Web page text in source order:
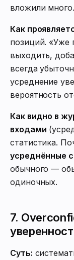
вложили
Как
позиций. «Уже
выходить,
всегда
усреднение
вероятность
Как видно в
входами
статистика.
усреднённые
обычного —
одиночных.
7.
Суть: